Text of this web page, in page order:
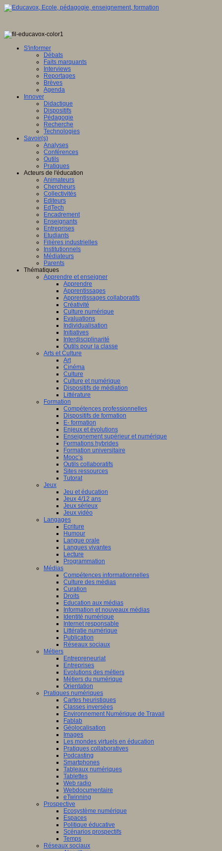
S'informer
Débats
Faits marquants
Interviews
Reportages
Brèves
Agenda
Innover
Didactique
Dispositifs
Pédagogie
Recherche
Technologies
Savoir(s)
Analyses
Conférences
Outils
Pratiques
Acteurs de l'éducation
Animateurs
Chercheurs
Collectivités
Editeurs
EdTech
Encadrement
Enseignants
Entreprises
Etudiants
Filières industrielles
Institutionnels
Médiateurs
Parents
Thématiques
Apprendre et enseigner
Apprendre
Apprentissages
Apprentissages collaboratifs
Créativité
Culture numérique
Evaluations
Individualisation
Initiatives
Interdisciplinarité
Outils pour la classe
Arts et Culture
Art
Cinéma
Culture
Culture et numérique
Dispositifs de médiation
Littérature
Formation
Compétences professionnelles
Dispositifs de formation
E- formation
Enjeux et évolutions
Enseignement supérieur et numérique
Formations hybrides
Formation universitaire
Mooc’s
Outils collaboratifs
Sites ressources
Tutorat
Jeux
Jeu et éducation
Jeux 4/12 ans
Jeux sérieux
Jeux vidéo
Langages
Ecriture
Humour
Langue orale
Langues vivantes
Lecture
Programmation
Médias
Compétences informationnelles
Culture des médias
Curation
Droits
Education aux médias
Information et nouveaux médias
Identité numérique
Internet responsable
Littératie numérique
Publication
Réseaux sociaux
Métiers
Entrepreneuriat
Entreprises
Evolutions des métiers
Métiers du numérique
Orientation
Pratiques numériques
Cartes heuristiques
Classes inversées
Environnement Numérique de Travail
Fablab
Géolocalisation
Images
Les mondes virtuels en éducation
Pratiques collaboratives
Podcasting
Smartphones
Tableaux numériques
Tablettes
Web radio
Webdocumentaire
eTwinning
Prospective
Ecosystème numérique
Espaces
Politique éducative
Scénarios prospectifs
Temps
Réseaux sociaux